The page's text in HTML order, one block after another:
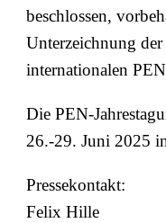
beschlossen,
Unterzeichnung der
internationalen
Die PEN-
26.-29. Juni 2025
Pressekontakt:
Felix Hille